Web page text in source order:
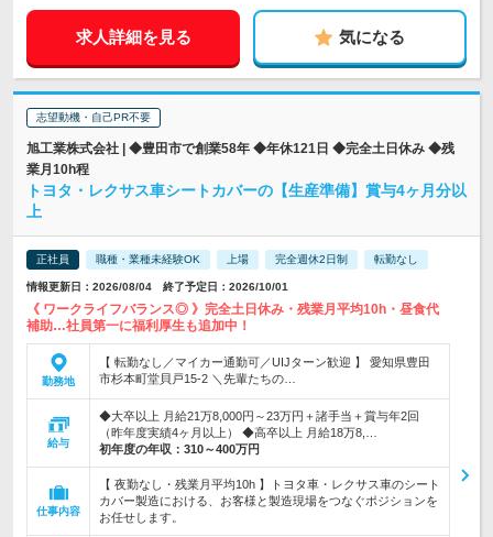
求人詳細を見る 気になる
志望動機・自己PR不要
旭工業株式会社 | ◆豊田市で創業58年 ◆年休121日 ◆完全土日休み ◆残
業月10h程
トヨタ・レクサス車シートカバーの【生産準備】賞与4ヶ月分以
上
正社員 職種・業種未経験OK 上場 完全週休2日制 転勤なし
情報更新日：2026/08/04 終了予定日：2026/10/01
《 ワークライフバランス◎ 》完全土日休み・残業月平均10h・昼食代
補助…社員第一に福利厚生も追加中！
勤務地
【 転勤なし／マイカー通勤可／UIJターン歓迎 】 愛知県豊田
市杉本町堂貝戸15-2 ＼先輩たちの…
給与
◆大卒以上 月給21万8,000円～23万円＋諸手当＋賞与年2回
（昨年度実績4ヶ月以上） ◆高卒以上 月給18万8,…
初年度の年収： 310～400万円
仕事内容
【 夜勤なし・残業月平均10h 】トヨタ車・レクサス車のシート
カバー製造における、お客様と製造現場をつなぐポジションを
お任せします。